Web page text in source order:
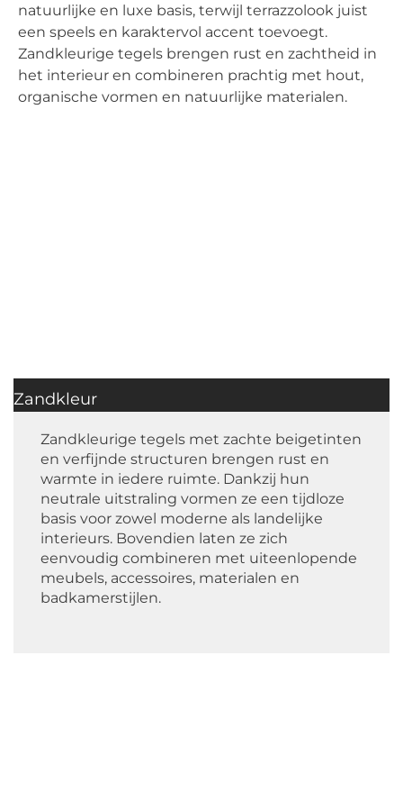
natuurlijke en luxe basis, terwijl terrazzolook juist
een speels en karaktervol accent toevoegt.
Zandkleurige tegels brengen rust en zachtheid in
het interieur en combineren prachtig met hout,
organische vormen en natuurlijke materialen.
Zandkleur
Zandkleurige tegels met zachte beigetinten
en verfijnde structuren brengen rust en
warmte in iedere ruimte. Dankzij hun
neutrale uitstraling vormen ze een tijdloze
basis voor zowel moderne als landelijke
interieurs. Bovendien laten ze zich
eenvoudig combineren met uiteenlopende
meubels, accessoires, materialen en
badkamerstijlen.